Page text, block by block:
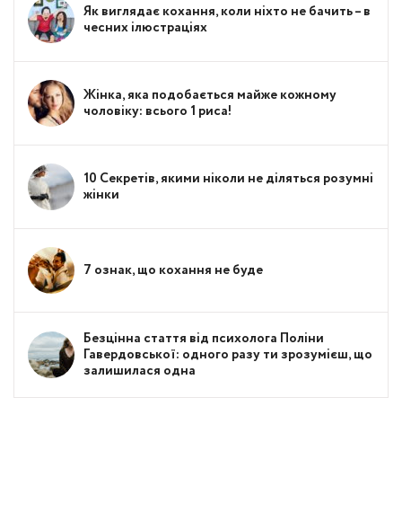
Як виглядає кохання, коли ніхто не бачить – в
чесних ілюстраціях
Жінка, яка подобається майже кожному
чоловіку: всього 1 риса!
10 Секретів, якими ніколи не діляться розумні
жінки
7 ознак, що кохання не буде
Безцінна стаття від психолога Поліни
Гавердовської: одного разу ти зрозумієш, що
залишилася одна